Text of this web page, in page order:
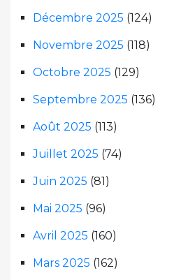
Décembre 2025 (124)
Novembre 2025 (118)
Octobre 2025 (129)
Septembre 2025 (136)
Août 2025 (113)
Juillet 2025 (74)
Juin 2025 (81)
Mai 2025 (96)
Avril 2025 (160)
Mars 2025 (162)